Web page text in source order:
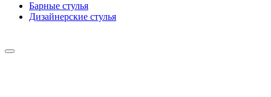
Барные cтулья
Дизайнерские cтулья